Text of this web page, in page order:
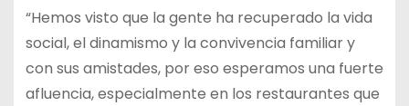
“Hemos visto que la gente ha recuperado la vida
social, el dinamismo y la convivencia familiar y
con sus amistades, por eso esperamos una fuerte
afluencia, especialmente en los restaurantes que